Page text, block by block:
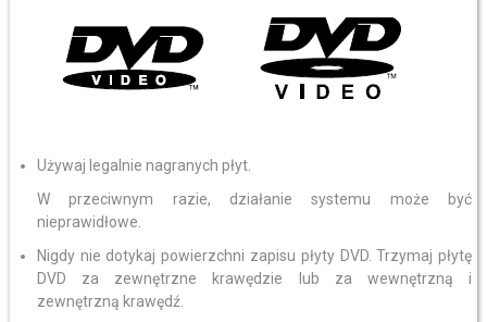
Używaj legalnie nagranych płyt.
W przeciwnym razie, działanie systemu może być
nieprawidłowe.
Nigdy nie dotykaj powierzchni zapisu płyty DVD. Trzymaj płytę
DVD za zewnętrzne krawędzie lub za wewnętrzną i
zewnętrzną krawędź.